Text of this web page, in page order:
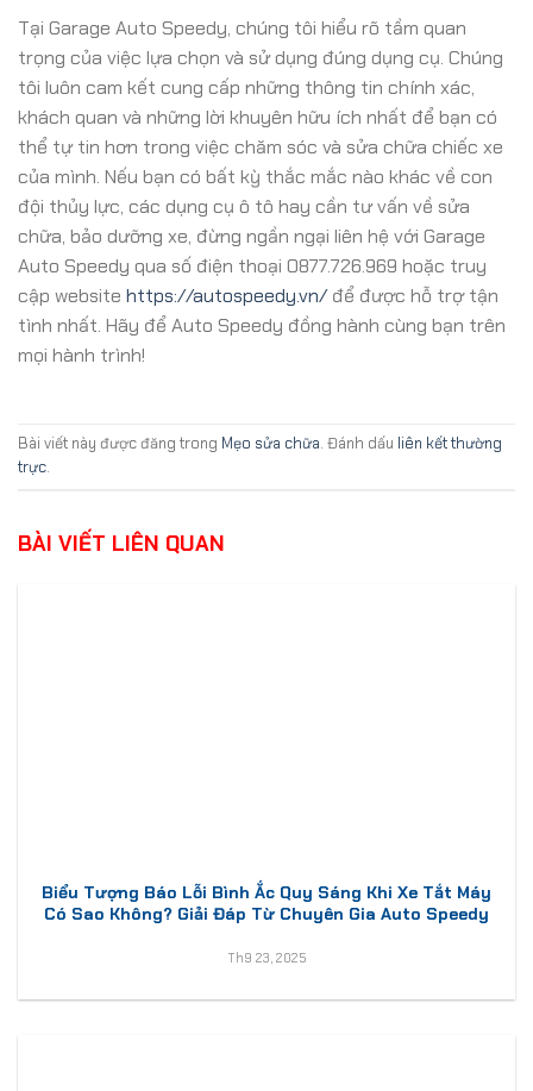
Tại Garage Auto Speedy, chúng tôi hiểu rõ tầm quan
trọng của việc lựa chọn và sử dụng đúng dụng cụ. Chúng
tôi luôn cam kết cung cấp những thông tin chính xác,
khách quan và những lời khuyên hữu ích nhất để bạn có
thể tự tin hơn trong việc chăm sóc và sửa chữa chiếc xe
của mình. Nếu bạn có bất kỳ thắc mắc nào khác về con
đội thủy lực, các dụng cụ ô tô hay cần tư vấn về sửa
chữa, bảo dưỡng xe, đừng ngần ngại liên hệ với Garage
Auto Speedy qua số điện thoại 0877.726.969 hoặc truy
cập website https://autospeedy.vn/để được hỗ trợ tận
tình nhất. Hãy để Auto Speedy đồng hành cùng bạn trên
mọi hành trình!
Bài viết này được đăng trong Mẹo sửa chữa. Đánh dấu liên kết thường
trực.
BÀI VIẾT LIÊN QUAN
Biểu Tượng Báo Lỗi Bình Ắc Quy Sáng Khi Xe Tắt Máy
Có Sao Không? Giải Đáp Từ Chuyên Gia Auto Speedy
Th9 23, 2025